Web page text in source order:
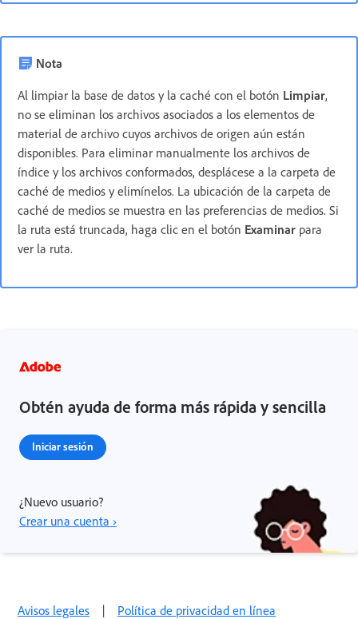
Nota
Al limpiar la base de datos y la caché con el botón Limpiar,
no se eliminan los archivos asociados a los elementos de
material de archivo cuyos archivos de origen aún están
disponibles. Para eliminar manualmente los archivos de
índice y los archivos conformados, desplácese a la carpeta de
caché de medios y elimínelos. La ubicación de la carpeta de
caché de medios se muestra en las preferencias de medios. Si
la ruta está truncada, haga clic en el botón Examinar para
ver la ruta.
Obtén ayuda de forma más rápida y sencilla
Iniciar sesión
¿Nuevo usuario?
Crear una cuenta ›
Avisos legales | Política de privacidad en línea